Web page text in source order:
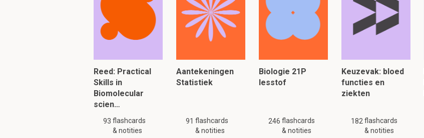
Reed: Practical
Skills in
Biomolecular
scien…
93 flashcards
& notities
Aantekeningen
Statistiek
91 flashcards
& notities
Biologie 21P
lesstof
246 flashcards
& notities
Keuzevak: bloed
functies en
ziekten
182 flashcards
& notities